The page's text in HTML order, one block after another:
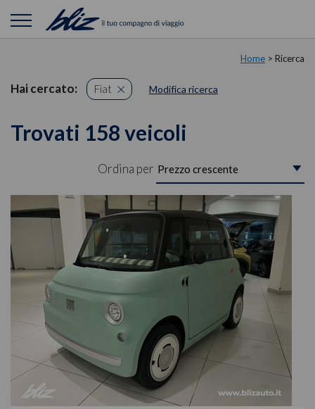
Home > Ricerca
Hai cercato: Fiat Modifica ricerca
Trovati 158 veicoli
Ordina per